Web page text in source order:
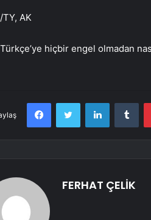
TY, AK
hiçbir engel olmadan
FacebookTwitter LinkedIn
FERHAT ÇELİK